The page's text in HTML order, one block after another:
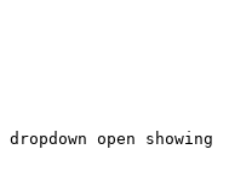
open showing